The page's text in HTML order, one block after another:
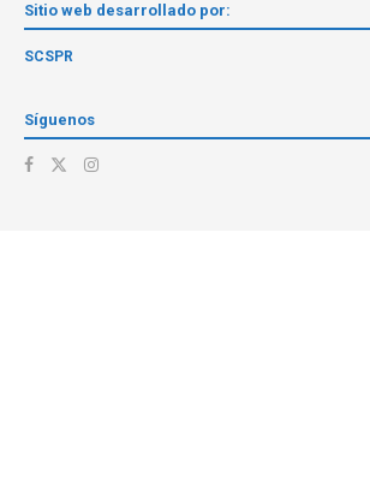
Sitio web desarrollado por:
SCSPR
Síguenos